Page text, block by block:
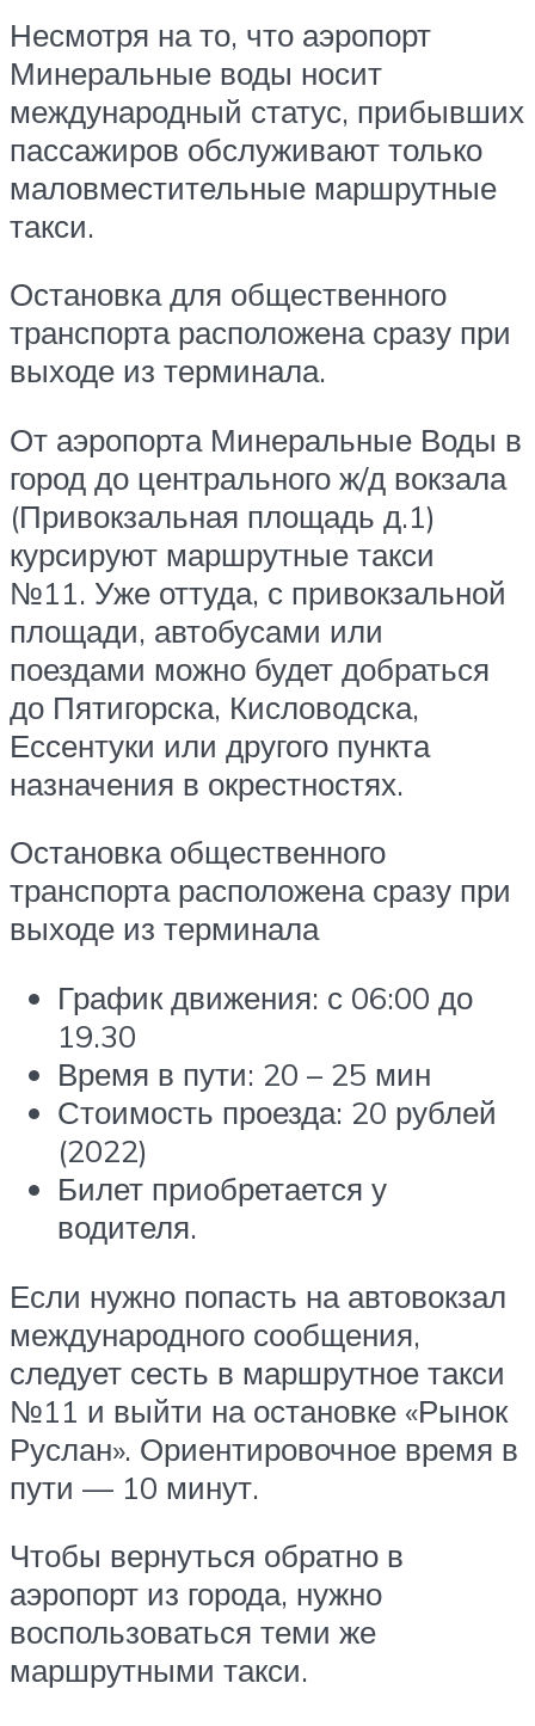
Несмотря на то, что аэропорт
Минеральные воды носит
международный статус, прибывших
пассажиров обслуживают только
маловместительные маршрутные
такси.
Остановка для общественного
транспорта расположена сразу при
выходе из терминала.
От аэропорта Минеральные Воды в
город до центрального ж/д вокзала
(Привокзальная площадь д.1)
курсируют маршрутные такси
№11. Уже оттуда, с привокзальной
площади, автобусами или
поездами можно будет добраться
до Пятигорска, Кисловодска,
Ессентуки или другого пункта
назначения в окрестностях.
Остановка общественного
транспорта расположена сразу при
выходе из терминала
График движения: с 06:00 до
19.30
Время в пути: 20 – 25 мин
Стоимость проезда: 20 рублей
(2022)
Билет приобретается у
водителя.
Если нужно попасть на автовокзал
международного сообщения,
следует сесть в маршрутное такси
№11 и выйти на остановке «Рынок
Руслан». Ориентировочное время в
пути — 10 минут.
Чтобы вернуться обратно в
аэропорт из города, нужно
воспользоваться теми же
маршрутными такси.